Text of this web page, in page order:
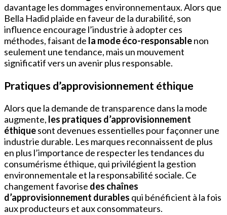
davantage les dommages environnementaux. Alors que
Bella Hadid plaide en faveur de la durabilité, son
influence encourage l’industrie à adopter ces
méthodes, faisant de la mode éco-responsablenon
seulement une tendance, mais un mouvement
significatif vers un avenir plus responsable.
Pratiques d’approvisionnement éthique
Alors que la demande de transparence dans la mode
augmente, les pratiques d’approvisionnement
éthiquesont devenues essentielles pour façonner une
industrie durable. Les marques reconnaissent de plus
en plus l’importance de respecter les tendances du
consumérisme éthique, qui privilégient la gestion
environnementale et la responsabilité sociale. Ce
changement favorise des chaînes
d’approvisionnement durables qui bénéficient à la fois
aux producteurs et aux consommateurs.